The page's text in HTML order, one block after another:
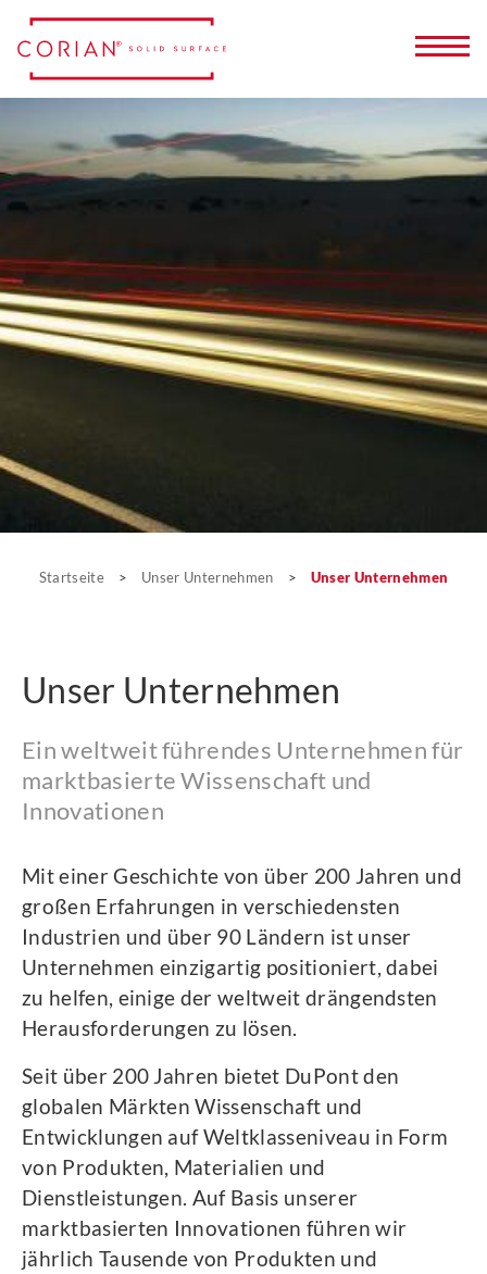
Unser Unternehmen
Startseite > Unser Unternehmen > Unser Unternehmen
Unser Unternehmen
Ein weltweit führendes Unternehmen für
marktbasierte Wissenschaft und
Innovationen
Mit einer Geschichte von über 200 Jahren und
großen Erfahrungen in verschiedensten
Industrien und über 90 Ländern ist unser
Unternehmen einzigartig positioniert, dabei
zu helfen, einige der weltweit drängendsten
Herausforderungen zu lösen.
Seit über 200 Jahren bietet DuPont den
globalen Märkten Wissenschaft und
Entwicklungen auf Weltklasseniveau in Form
von Produkten, Materialien und
Dienstleistungen. Auf Basis unserer
marktbasierten Innovationen führen wir
jährlich Tausende von Produkten und